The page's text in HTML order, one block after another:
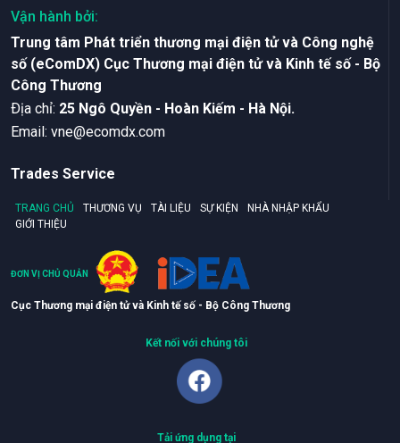
Vận hành bởi:
Trung tâm Phát triển thương mại điện tử và Công nghệ
số (eComDX) Cục Thương mại điện tử và Kinh tế số - Bộ
Công Thương
Ðịa chỉ: 25 Ngô Quyền - Hoàn Kiếm - Hà Nội.
Email: vne@ecomdx.com
Trades Service
TRANG CHỦ THƯƠNG VỤ TÀI LIỆU SỰ KIỆN
NHÀ NHẬP KHẨU
GIỚI THIỆU
ĐƠN VỊ CHỦ QUẢN
Cục Thương mại điện tử và Kinh tế số - Bộ Công Thương
Kết nối với chúng tôi
Tải ứng dụng tại